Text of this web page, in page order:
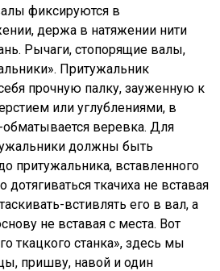
фиксируются в
держа в натяжении нити
Рычаги, стопорящие валы,
Притужальник
прочную палку, зауженную к
или углублениями, в
обматывается веревка. Для
должны быть
притужальника, вставленного
ткачиха не вставая
встивлять его в вал, а
не вставая с места. Вот
ткацкого станка», здесь мы
пришву, навой и один